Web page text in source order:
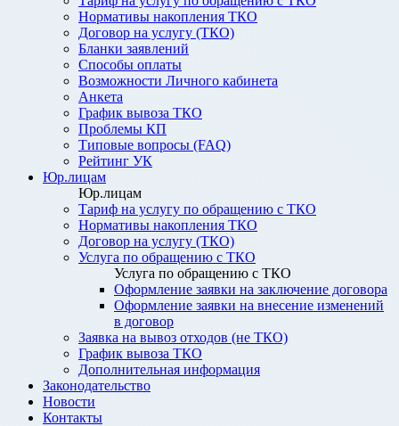
Нормативы накопления ТКО
Договор на услугу (ТКО)
Бланки заявлений
Способы оплаты
Возможности Личного кабинета
Анкета
График вывоза ТКО
Проблемы КП
Типовые вопросы (FAQ)
Рейтинг УК
Юр.лицам
Юр.лицам
Тариф на услугу по обращению с ТКО
Нормативы накопления ТКО
Договор на услугу (ТКО)
Услуга по обращению с ТКО
Услуга по обращению с ТКО
Оформление заявки на заключение договора
Оформление заявки на внесение изменений
в договор
Заявка на вывоз отходов (не ТКО)
График вывоза ТКО
Дополнительная информация
Законодательство
Новости
Контакты